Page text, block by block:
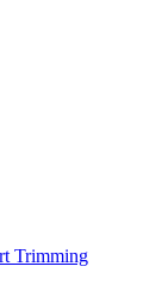
Trimming